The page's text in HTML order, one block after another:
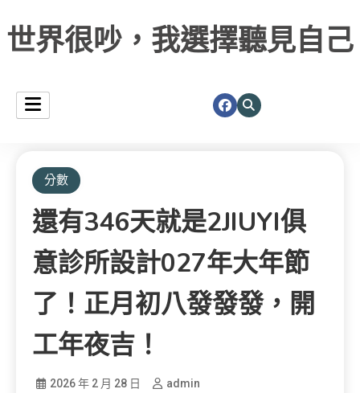
世界很吵，我選擇聽見自己
分數
還有346天就是2JIUYI俱
意診所設計027年大年節
了！正月初八發發發，開
工年夜吉！
2026 年 2 月 28 日 admin